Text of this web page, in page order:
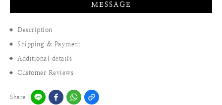
MESSAGE
Description
Shipping & Payment
Additional details
Customer Reviews
Share